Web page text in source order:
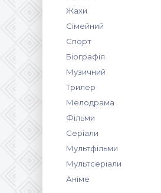
Жахи
Сімейний
Спорт
Біографія
Музичний
Трилер
Мелодрама
Фільми
Серіали
Мультфільми
Мультсеріали
Аніме